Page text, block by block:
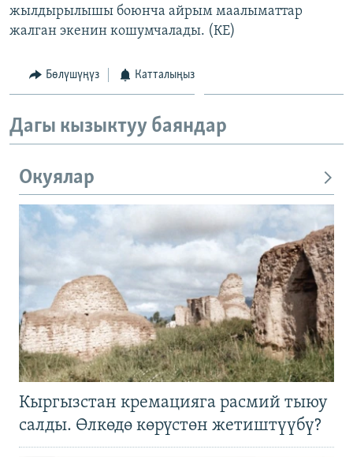
ЭЕ/АРнун бардык сайттары
жылдырылышы боюнча айрым маалыматтар
жалган экенин кошумчалады. (КЕ)
Бөлүшүңүз Катталыңыз
Дагы кызыктуу баяндар
Окуялар
Кыргызстан кремацияга расмий тыюу
салды. Өлкөдө көрүстөн жетиштүүбү?